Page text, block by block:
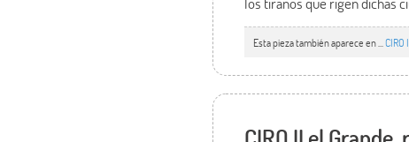
Esta pieza también aparece en ...